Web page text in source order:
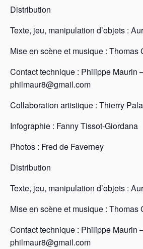
Distribution
Texte, jeu, manipulation d’objets :
Mise en scène et musique : Thomas
Contact technique : Philippe Maurin
philmaur8@gmail.com
Collaboration artistique : Thierry
Infographie : Fanny Tissot-Giordana
Photos : Fred de Faverney
Distribution
Texte, jeu, manipulation d’objets :
Mise en scène et musique : Thomas
Contact technique : Philippe Maurin
philmaur8@gmail.com